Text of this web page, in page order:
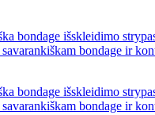
išskleidimo
savarankiškam bondage ir
išskleidimo
savarankiškam bondage ir